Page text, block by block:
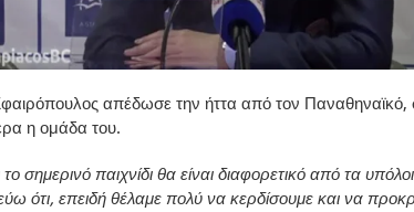
απέδωσε την ήττα από τον
η ομάδα του.
σημερινό παιχνίδι θα είναι διαφορετικό από τα
ότι, επειδή θέλαμε πολύ να κερδίσουμε και να